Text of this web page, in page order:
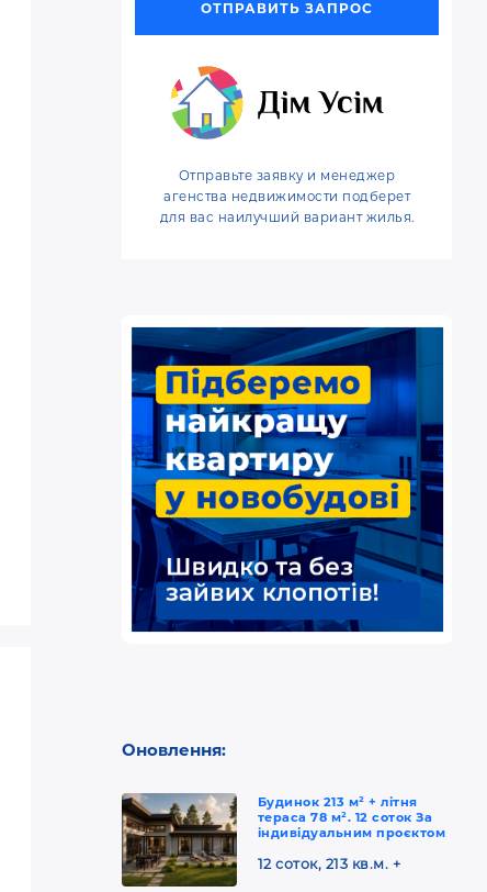
s
t
ОТПРАВИТЬ ЗАПРОС
Отправьте заявку и менеджер
агенства недвижимости подберет
для вас наилучший вариант жилья.
Оновлення:
Будинок 213 м² + літня
тераса 78 м². 12 соток За
індивідуальним проєктом
12 соток, 213 кв.м. +